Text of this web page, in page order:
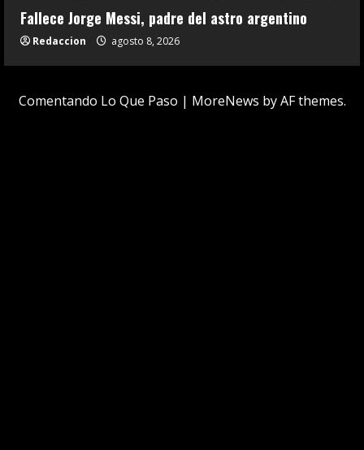
Fallece Jorge Messi, padre del astro argentino
Redaccion agosto 8, 2026
Comentando Lo Que Paso | MoreNews by AF themes.